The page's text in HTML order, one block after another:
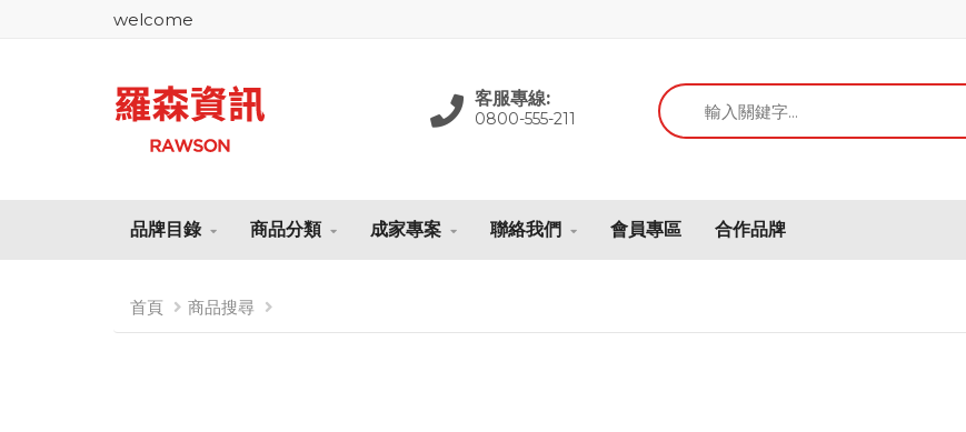
welcome
客服專線:
0800-555-211
品牌目錄 商品分類 成家專案 聯絡我們 會員專區 合作品牌
首頁 商品搜尋